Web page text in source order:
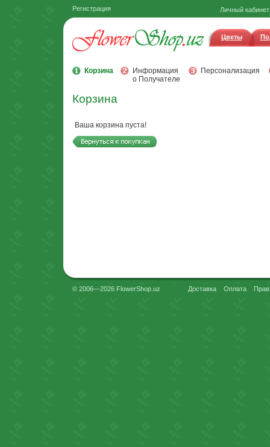
Регистрация Личный кабинет
Цветы
Корзина
Информация
о Получателе
Персонализация
Корзина
Ваша корзина пуста!
© 2006—2026 FlowerShop.uz Доставка Оплата